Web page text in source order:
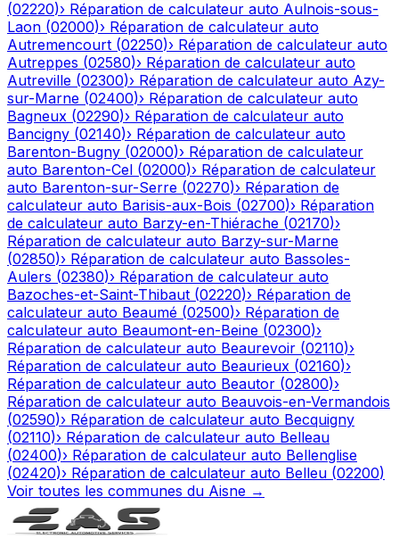
(02220)› Réparation de calculateur auto Aulnois-sous-
Laon (02000)› Réparation de calculateur auto
Autremencourt (02250)› Réparation de calculateur auto
Autreppes (02580)› Réparation de calculateur auto
Autreville (02300)› Réparation de calculateur auto Azy-
sur-Marne (02400)› Réparation de calculateur auto
Bagneux (02290)› Réparation de calculateur auto
Bancigny (02140)› Réparation de calculateur auto
Barenton-Bugny (02000)› Réparation de calculateur
auto Barenton-Cel (02000)› Réparation de calculateur
auto Barenton-sur-Serre (02270)› Réparation de
calculateur auto Barisis-aux-Bois (02700)› Réparation
de calculateur auto Barzy-en-Thiérache (02170)›
Réparation de calculateur auto Barzy-sur-Marne
(02850)› Réparation de calculateur auto Bassoles-
Aulers (02380)› Réparation de calculateur auto
Bazoches-et-Saint-Thibaut (02220)› Réparation de
calculateur auto Beaumé (02500)› Réparation de
calculateur auto Beaumont-en-Beine (02300)›
Réparation de calculateur auto Beaurevoir (02110)›
Réparation de calculateur auto Beaurieux (02160)›
Réparation de calculateur auto Beautor (02800)›
Réparation de calculateur auto Beauvois-en-Vermandois
(02590)› Réparation de calculateur auto Becquigny
(02110)› Réparation de calculateur auto Belleau
(02400)› Réparation de calculateur auto Bellenglise
(02420)› Réparation de calculateur auto Belleu (02200)
Voir toutes les communes du Aisne →